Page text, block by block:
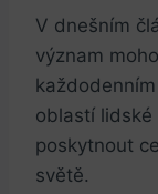
V dnešním
význam
oblastí lidské
poskytnout
světě.